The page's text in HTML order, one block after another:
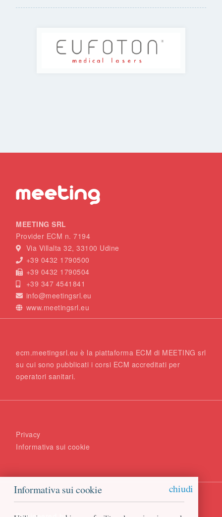
Informativa sui cookie chiudi
MEETING SRL
Provider ECM n. 7194
Via Villalta 32, 33100 Udine
+39 0432 1790500
+39 0432 1790504
+39 347 4541841
info@meetingsrl.eu
www.meetingsrl.eu
ecm.meetingsrl.eu è la piattaforma ECM di MEETING srl
su cui sono pubblicati i corsi ECM accreditati per
operatori sanitari.
Privacy
Informativa sui cookie